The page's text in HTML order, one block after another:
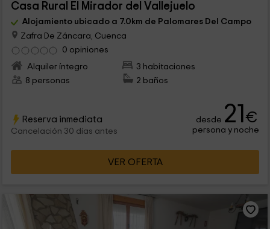
Casa Rural El Mirador del Vallejuelo
Alojamiento ubicado a 7.0km de Palomares Del Campo
Zafra De Záncara, Cuenca
0 opiniones
Alquiler íntegro
3 habitaciones
8 personas
2 baños
Reserva inmediata
Cancelación 30 días antes
desde 21€
persona y noche
VER OFERTA